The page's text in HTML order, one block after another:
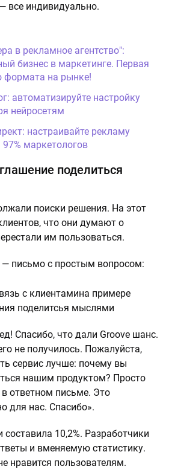
все индивидуально.
в рекламное агентство":
бизнес в маркетинге. Первая
формата на рынке!
автоматизируйте настройку
нейросетям
настраивайте рекламу
маркетологов
поделиться
поиски решения. На этот
что они думают о
им пользоваться.
— письмо с простым вопросом:
Спасибо, что дали Groove шанс.
не получилось. Пожалуйста,
сервис лучше: почему вы
нашим продуктом? Просто
ответном письме. Это
для нас. Спасибо».
10,2%. Разработчики
и вменяемую статистику.
нравится пользователям.